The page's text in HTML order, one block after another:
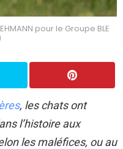
pour le Groupe BLE
, les chats ont
l’histoire aux
les maléfices, ou au